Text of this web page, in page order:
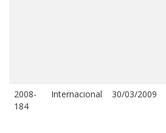
2008-
184
Internacional 30/03/2009